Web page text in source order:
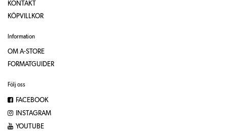
KONTAKT
KÖPVILLKOR
Information
OM A-STORE
FORMATGUIDER
Följ oss
FACEBOOK
INSTAGRAM
YOUTUBE